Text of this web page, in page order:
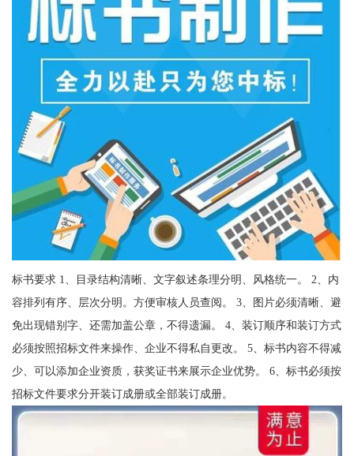
标书要求 1、目录结构清晰、文字叙述条理分明、风格统一。 2、内
容排列有序、层次分明。方便审核人员查阅。 3、图片必须清晰、避
免出现错别字、还需加盖公章，不得遗漏。 4、装订顺序和装订方式
必须按照招标文件来操作、企业不得私自更改。 5、标书内容不得减
少、可以添加企业资质，获奖证书来展示企业优势。 6、标书必须按
招标文件要求分开装订成册或全部装订成册。